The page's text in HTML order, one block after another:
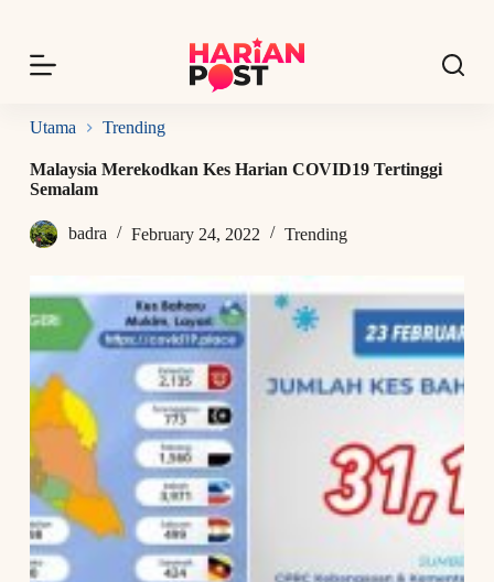
p
o
o
n
n
Utama Trending
Malaysia Merekodkan Kes Harian COVID19 Tertinggi
Semalam
badra February 24, 2022 Trending